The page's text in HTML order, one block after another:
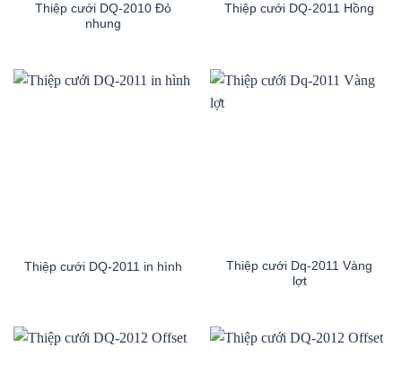
Thiệp cưới DQ-2010 Đỏ
nhung
Thiệp cưới DQ-2011 Hồng
Thiệp cưới DQ-2011 in hình
Thiệp cưới Dq-2011 Vàng
lợt